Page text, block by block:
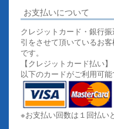
お支払いについて
クレジットカード・銀行
引をさせて頂いているお
です。
【クレジットカード払い】
以下のカードがご利用可能
※お支払い回数は１回払い